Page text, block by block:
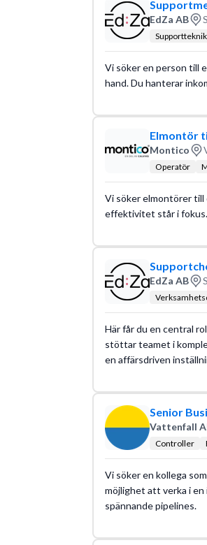
EdZa AB
Vi söker en person till
hand. Du hanterar
Elmontör
Montico
Operatör
Vi söker elmontörer till
effektivitet står i fokus.
EdZa AB
Här får du en central
stöttar teamet i
en affärsdriven
Senior
Vattenfall
Controller
Vi söker en kollega
möjlighet att verka i
spännande pipelines.